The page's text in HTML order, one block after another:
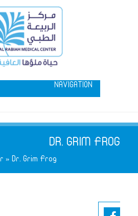
NAVIGATION
DR. GRIM FROG
» Dr. Grim Frog